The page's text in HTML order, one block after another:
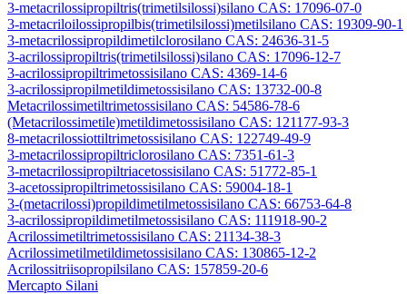
3-metacrilossipropiltris(trimetilsilossi)silano CAS: 17096-07-0
3-metacriloilossipropilbis(trimetilsilossi)metilsilano CAS: 19309-90-1
3-metacrilossipropildimetilclorosilano CAS: 24636-31-5
3-acrilossipropiltris(trimetilsilossi)silano CAS: 17096-12-7
3-acrilossipropiltrimetossisilano CAS: 4369-14-6
3-acrilossipropilmetildimetossisilano CAS: 13732-00-8
Metacrilossimetiltrimetossisilano CAS: 54586-78-6
(Metacrilossimetile)metildimetossisilano CAS: 121177-93-3
8-metacrilossiottiltrimetossisilano CAS: 122749-49-9
3-metacrilossipropiltriclorosilano CAS: 7351-61-3
3-metacrilossipropiltriacetossisilano CAS: 51772-85-1
3-acetossipropiltrimetossisilano CAS: 59004-18-1
3-(metacrilossi)propildimetilmetossisilano CAS: 66753-64-8
3-acrilossipropildimetilmetossisilano CAS: 111918-90-2
Acrilossimetiltrimetossisilano CAS: 21134-38-3
Acrilossimetilmetildimetossisilano CAS: 130865-12-2
Acrilossitriisopropilsilano CAS: 157859-20-6
Mercapto Silani